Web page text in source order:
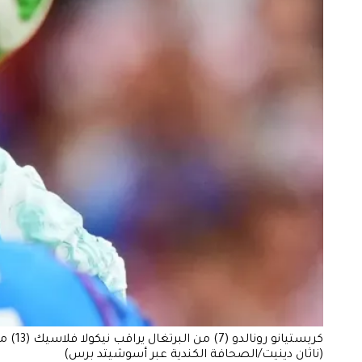
(ناثان دينيت/الصحافة الكندية عبر أسوشيتد برس)